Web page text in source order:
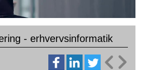
- erhvervsinformatik